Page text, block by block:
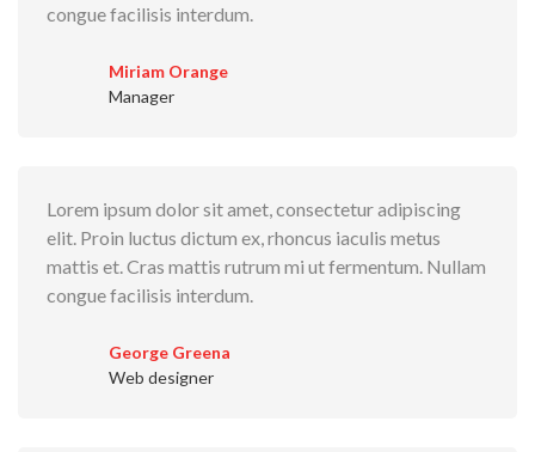
congue facilisis interdum.
Miriam Orange
Manager
Lorem ipsum dolor sit amet, consectetur adipiscing
elit. Proin luctus dictum ex, rhoncus iaculis metus
mattis et. Cras mattis rutrum mi ut fermentum. Nullam
congue facilisis interdum.
George Greena
Web designer